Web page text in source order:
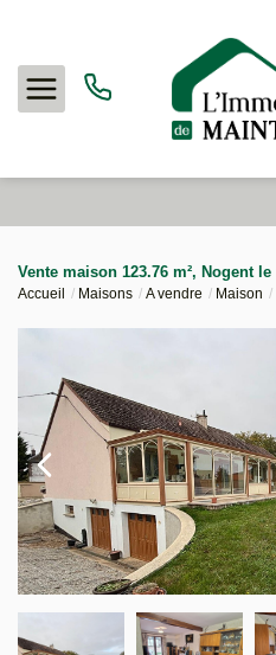
Louer
Vendre
L'agence
Nous contacter
F
Vente maison 123.76 m², Nogent
Accueil Maisons A vendre Maison